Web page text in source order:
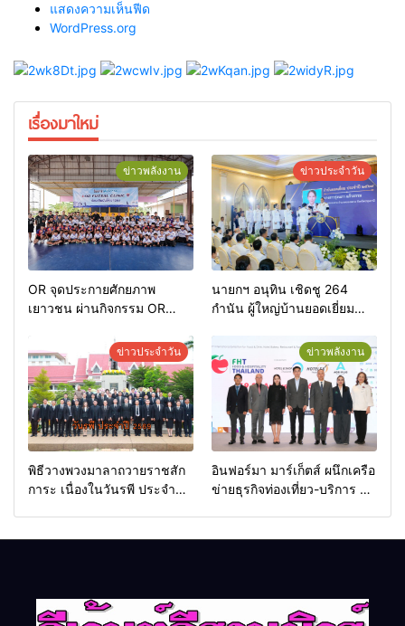
แสดงความเห็นฟีด
WordPress.org
เรื่องมาใหม่
ข่าวพลังงาน
OR จุดประกายศักยภาพ
เยาวชน ผ่านกิจกรรม OR
ข่าวประจำวัน
นายกฯ อนุทิน เชิดชู 264
กำนัน ผู้ใหญ่บ้านยอดเยี่ยม
เกียรติยศแห่งการเสียสละ”
ข่าวประจำวัน
พิธีวางพวงมาลาถวายราชสัก
การะ เนื่องในวันรพี ประจำปี
ข่าวพลังงาน
อินฟอร์มา มาร์เก็ตส์ ผนึกเครือ
ข่ายธุรกิจท่องเที่ยว-บริการ จัด